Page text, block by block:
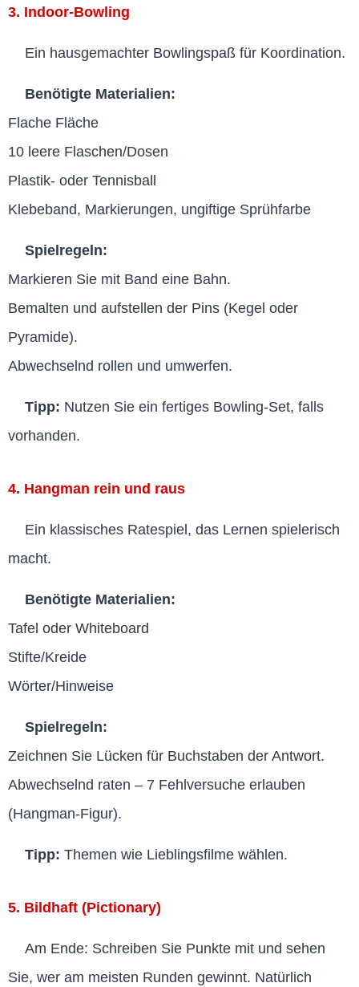
3. Indoor-Bowling
Ein hausgemachter Bowlingspaß für Koordination.
Benötigte Materialien:
Flache Fläche
10 leere Flaschen/Dosen
Plastik- oder Tennisball
Klebeband, Markierungen, ungiftige Sprühfarbe
Spielregeln:
Markieren Sie mit Band eine Bahn.
Bemalten und aufstellen der Pins (Kegel oder
Pyramide).
Abwechselnd rollen und umwerfen.
Tipp: Nutzen Sie ein fertiges Bowling-Set, falls
vorhanden.
4. Hangman rein und raus
Ein klassisches Ratespiel, das Lernen spielerisch
macht.
Benötigte Materialien:
Tafel oder Whiteboard
Stifte/Kreide
Wörter/Hinweise
Spielregeln:
Zeichnen Sie Lücken für Buchstaben der Antwort.
Abwechselnd raten – 7 Fehlversuche erlauben
(Hangman-Figur).
Tipp: Themen wie Lieblingsfilme wählen.
5. Bildhaft (Pictionary)
Am Ende: Schreiben Sie Punkte mit und sehen
Sie, wer am meisten Runden gewinnt. Natürlich